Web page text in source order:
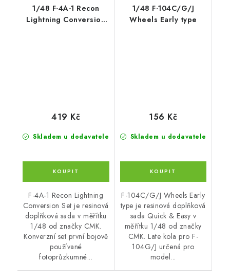
1/48 F-4A-1 Recon
Lightning Conversion
Skladem u dodavatele
419 Kč
F-4A-1 Recon Lightning
Conversion Set je resinová
doplňková sada v měřítku
1/48 od značky CMK.
Konverzní set první bojově
používané
fotoprůzkumné...
1/48 F-104C/G/J
Wheels Early type
Skladem u dodavatele
156 Kč
F-104C/G/J Wheels Early
type je resinová doplňková
sada Quick & Easy v
měřítku 1/48 od značky
CMK. Late kola pro F-
104G/J určená pro
model...